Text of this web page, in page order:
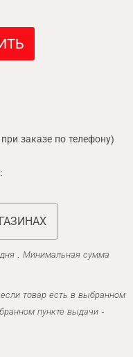
заказе по телефону)
. Минимальная сумма
товар есть в выбранном
пункте выдачи -